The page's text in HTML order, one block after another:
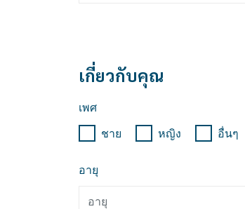
เกี่ยวกับคุณ
เพศ
ชาย
หญิง อื่นๆ
อายุ